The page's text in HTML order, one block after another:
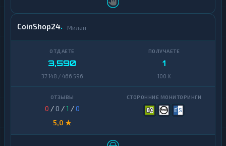
CoinShop24 Милан
3,590
37 148 / 466 596
1
100 K
0 / 0 /1 /0
5,0 ★